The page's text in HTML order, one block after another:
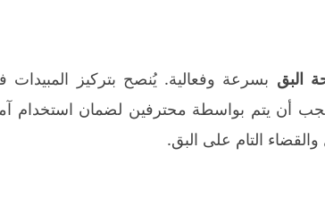
البق بسرعة وفعالية. يُنصح بتركيز المبيدات
يجب أن يتم بواسطة محترفين لضمان استخدام
التام على البق.